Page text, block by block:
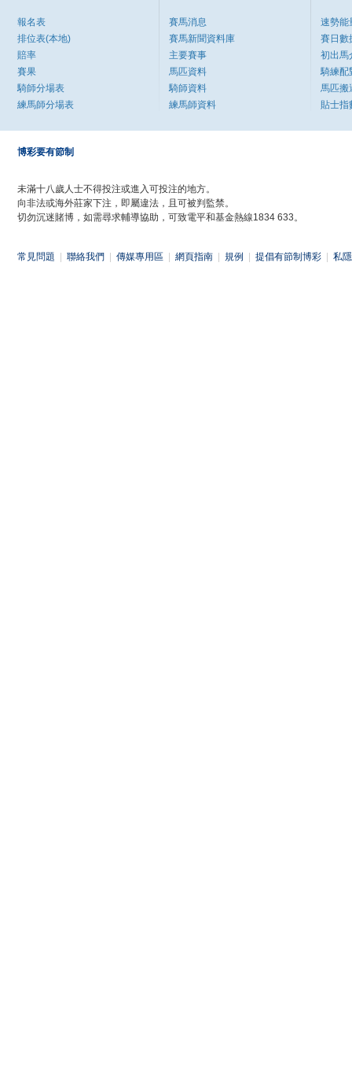
報名表
排位表(本地)
賠率
賽果
騎師分場表
練馬師分場表
賽馬消息
賽馬新聞資料庫
主要賽事
馬匹資料
騎師資料
練馬師資料
速勢能
賽日數
初出馬
騎練配
馬匹搬
貼士指
博彩要有節制
未滿十八歲人士不得投注或進入可投注的地方。
向非法或海外莊家下注，即屬違法，且可被判監禁。
切勿沉迷賭博，如需尋求輔導協助，可致電平和基金熱線1834 633。
常見問題 聯絡我們 傳媒專用區 網頁指南 規例 提倡有節制博彩 私